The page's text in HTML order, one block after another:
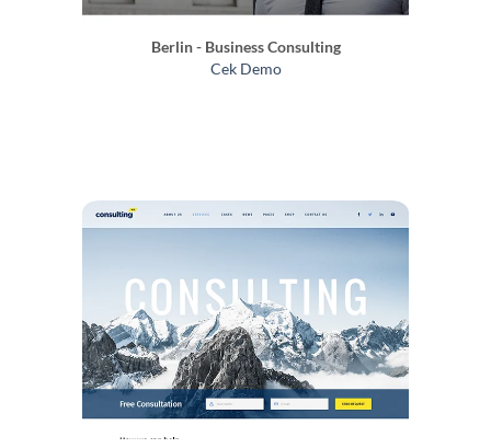
Berlin - Business Consulting
Cek Demo